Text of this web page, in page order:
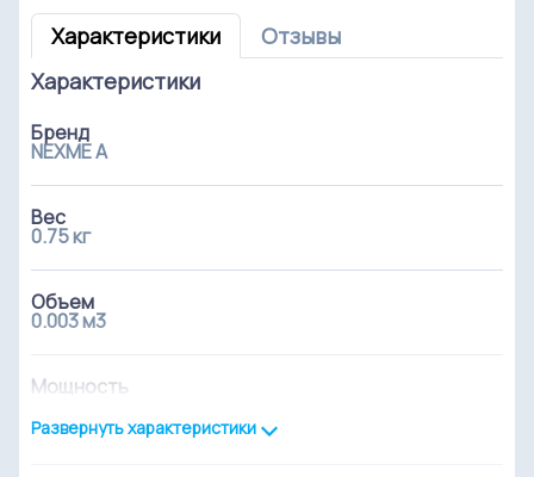
Характеристики
Отзывы
Характеристики
Бренд
NEXME A
Вес
0.75 кг
Объем
0.003 м3
Мощность
Развернуть характеристики